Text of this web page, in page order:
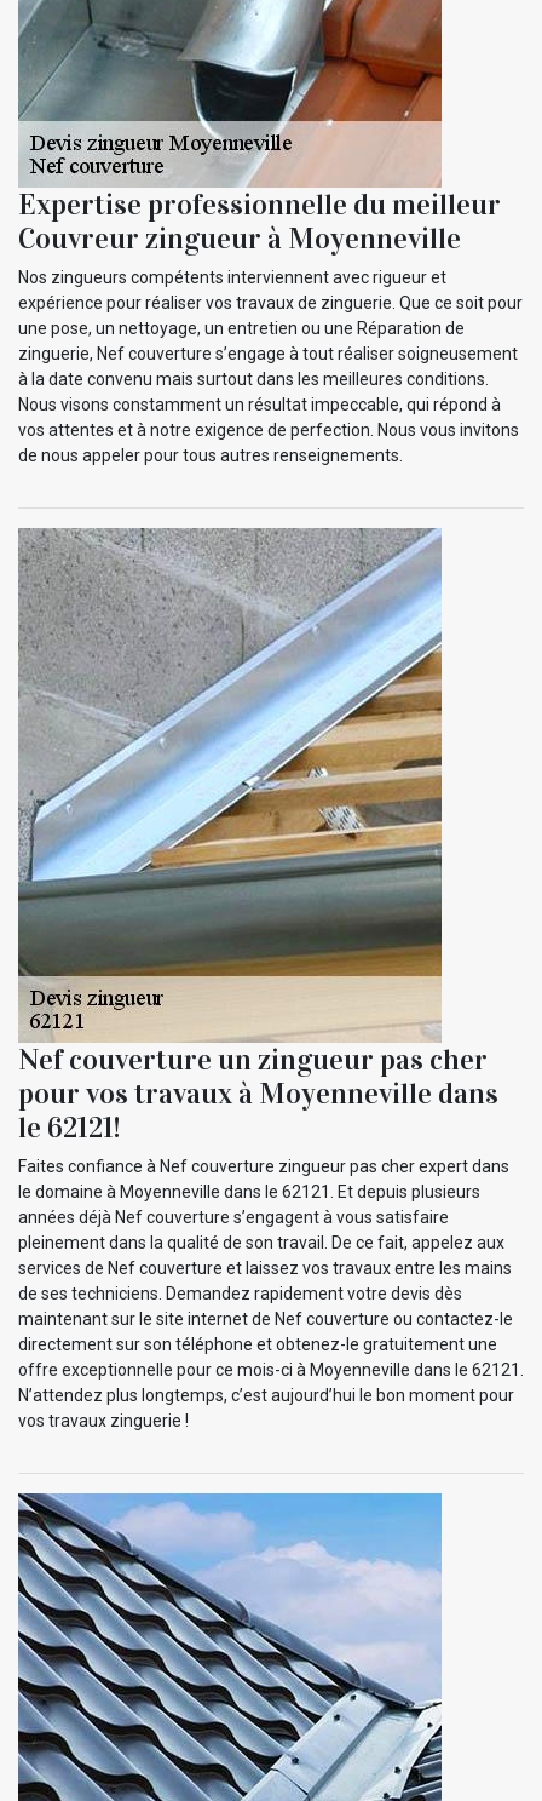
Expertise professionnelle du meilleur
Couvreur zingueur à Moyenneville
Nos zingueurs compétents interviennent avec rigueur et
expérience pour réaliser vos travaux de zinguerie. Que ce soit pour
une pose, un nettoyage, un entretien ou une Réparation de
zinguerie, Nef couverture s’engage à tout réaliser soigneusement
à la date convenu mais surtout dans les meilleures conditions.
Nous visons constamment un résultat impeccable, qui répond à
vos attentes et à notre exigence de perfection. Nous vous invitons
de nous appeler pour tous autres renseignements.
Nef couverture un zingueur pas cher
pour vos travaux à Moyenneville dans
le 62121!
Faites confiance à Nef couverture zingueur pas cher expert dans
le domaine à Moyenneville dans le 62121. Et depuis plusieurs
années déjà Nef couverture s’engagent à vous satisfaire
pleinement dans la qualité de son travail. De ce fait, appelez aux
services de Nef couverture et laissez vos travaux entre les mains
de ses techniciens. Demandez rapidement votre devis dès
maintenant sur le site internet de Nef couverture ou contactez-le
directement sur son téléphone et obtenez-le gratuitement une
offre exceptionnelle pour ce mois-ci à Moyenneville dans le 62121.
N’attendez plus longtemps, c’est aujourd’hui le bon moment pour
vos travaux zinguerie !